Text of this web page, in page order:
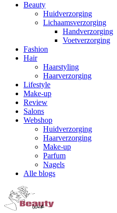
Beauty
Huidverzorging
Lichaamsverzorging
Handverzorging
Voetverzorging
Fashion
Hair
Haarstyling
Haarverzorging
Lifestyle
Make-up
Review
Salons
Webshop
Huidverzorging
Haarverzorging
Make-up
Parfum
Nagels
Alle blogs